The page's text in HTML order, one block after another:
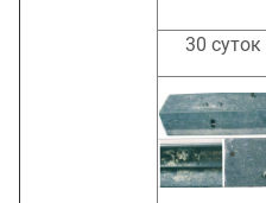
30 суток